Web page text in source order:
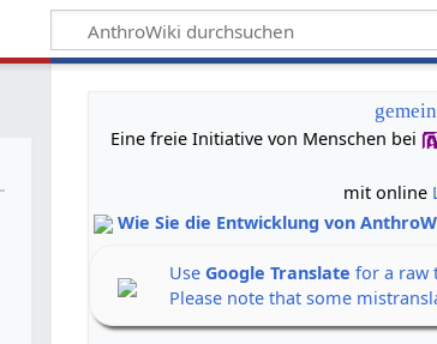
Eine freie Initiative von Menschen bei
mit online
Wie Sie die Entwicklung von
UseGoogle Translate for a raw
Please note that some